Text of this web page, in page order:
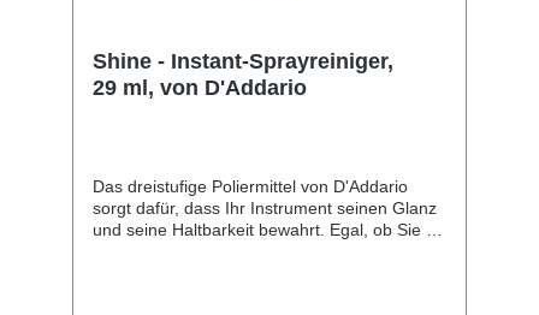
Shine - Instant-Sprayreiniger,
29 ml, von D'Addario
Das dreistufige Poliermittel von D'Addario
sorgt dafür, dass Ihr Instrument seinen Glanz
und seine Haltbarkeit bewahrt. Egal, ob Sie Ihr